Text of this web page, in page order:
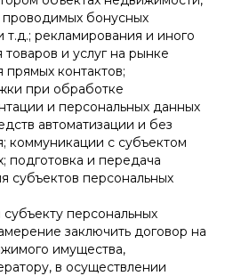
проводимых бонусных
рекламирования и иного
и услуг на рынке
контактов;
при обработке
и персональных данных
автоматизации и без
коммуникации с субъектом
подготовка и передача
субъектов персональных
персональных
заключить договор на
имущества,
в осуществлении